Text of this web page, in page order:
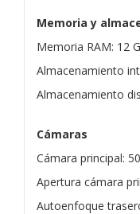
Memoria y
Memoria RAM: 12
Almacenamiento
Almacenamiento
Cámaras
Cámara principal:
Apertura cámara
Autoenfoque